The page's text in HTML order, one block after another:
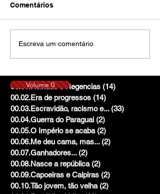
Comentários
Escreva um comentário
00.01.Reinado e Regencias (14)
00.02.Era de progressos (14)
00.03.Escravidão, racismo e... (33)
00.04.Guerra do Paraguai (2)
00.05.O Império se acaba (2)
00.06.Me deu cama, mas... (2)
00.07.Ganhadores... (2)
00.08.Nasce a república (2)
00.09.Capoeiras e Caipiras (2)
00.10.Tão jovem, tão velha (2)
Volume 0